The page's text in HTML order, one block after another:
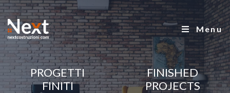
Menu
PROGETTI
FINITI
FINISHED
PROJECTS